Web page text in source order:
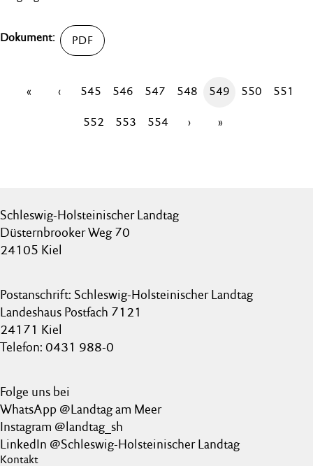
« ‹ 545 546 547 548 549 550 551
552 553 554 › »
Schleswig-Holsteinischer Landtag
Düsternbrooker Weg 70
24105 Kiel
Postanschrift: Schleswig-Holsteinischer Landtag
Landeshaus Postfach 7121
24171 Kiel
Telefon: 0431 988-0
Folge uns bei
WhatsApp @Landtag am Meer
Instagram @landtag_sh
LinkedIn @Schleswig-Holsteinischer Landtag
Kontakt